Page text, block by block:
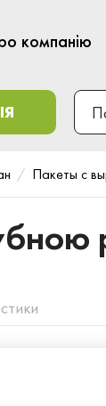
компанію
Пакеты с